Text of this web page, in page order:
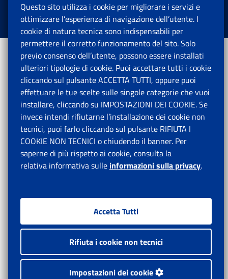
Istituto Nazionale Previdenza Sociale.
Tutti i diritti riservati.
Questo sito utilizza i cookie per migliorare i servizi e
ottimizzare l’esperienza di navigazione dell’utente. I
cookie di natura tecnica sono indispensabili per
permettere il corretto funzionamento del sito. Solo
previo consenso dell’utente, possono essere installati
ulteriori tipologie di cookie. Puoi accettare tutti i cookie
cliccando sul pulsante ACCETTA TUTTI, oppure puoi
effettuare le tue scelte sulle singole categorie che vuoi
installare, cliccando su IMPOSTAZIONI DEI COOKIE. Se
invece intendi rifiutarne l’installazione dei cookie non
tecnici, puoi farlo cliccando sul pulsante RIFIUTA I
COOKIE NON TECNICI o chiudendo il banner. Per
saperne di più rispetto ai cookie, consulta la
relativa informativa sulle informazioni sulla privacy.
Accetta Tutti
Rifiuta i cookie non tecnici
Impostazioni dei cookie